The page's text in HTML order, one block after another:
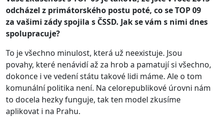
odcházel z primátorského postu poté, co se TOP 09
za vašimi zády spojila s ČSSD. Jak se vám s nimi dnes
spolupracuje?
To je všechno minulost, která už neexistuje. Jsou
povahy, které nenávidí až za hrob a pamatují si všechno,
dokonce i ve vedení státu takové lidi máme. Ale o tom
komunální politika není. Na celorepublikové úrovni nám
to docela hezky funguje, tak ten model zkusíme
aplikovat i na Prahu.